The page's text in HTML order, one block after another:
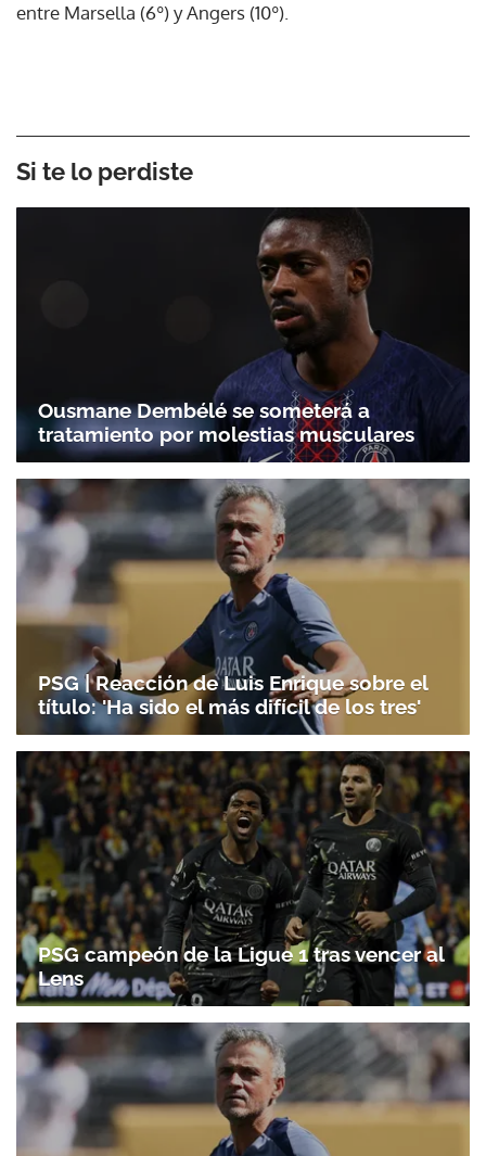
entre Marsella (6º) y Angers (10º).
Si te lo perdiste
Ousmane Dembélé se someterá a
tratamiento por molestias musculares
PSG | Reacción de Luis Enrique sobre el
título: 'Ha sido el más difícil de los tres'
PSG campeón de la Ligue 1 tras vencer al
Lens